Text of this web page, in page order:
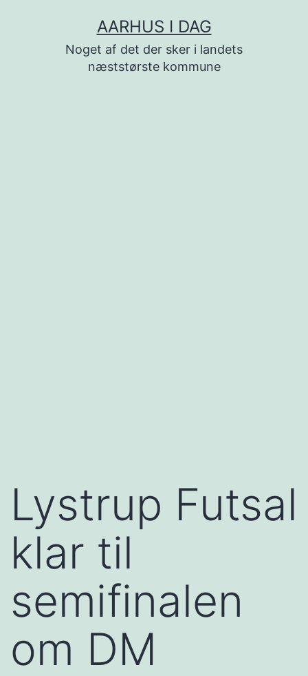
AARHUS I DAG
Noget af det der sker i landets
næststørste kommune
Lystrup Futsal
klar til
semifinalen
om DM